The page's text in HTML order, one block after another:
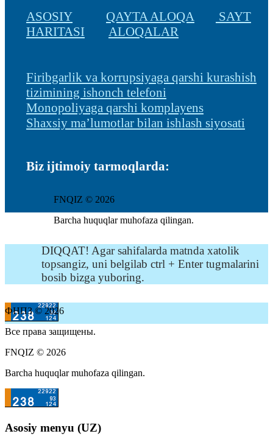
ASOSIY QAYTA ALOQA
SAYT
HARITASI
ALOQALAR
Firibgarlik va korrupsiyaga qarshi kurashish
tizimining ishonch telefoni
Monopoliyaga qarshi komplayens
Shaxsiy ma’lumotlar bilan ishlash siyosati
Biz ijtimoiy tarmoqlarda:
FNQIZ © 2026
Barcha huquqlar muhofaza qilingan.
DIQQAT! Agar sahifalarda matnda xatolik
topsangiz, uni belgilab ctrl + Enter tugmalarini
bosib bizga yuboring.
ФНПЗ © 2026
Все права защищены.
FNQIZ © 2026
Barcha huquqlar muhofaza qilingan.
Asosiy menyu (UZ)